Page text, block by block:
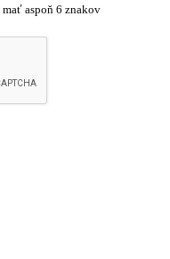
mať aspoň 6 znakov